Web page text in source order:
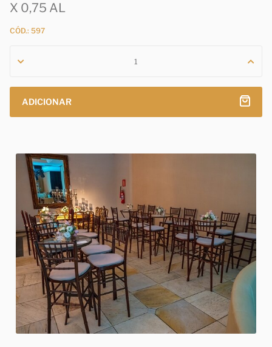
X 0,75 AL
CÓD.: 597
ADICIONAR